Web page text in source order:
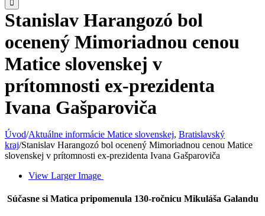
Stanislav Harangozó bol
ocenený Mimoriadnou cenou
Matice slovenskej v
prítomnosti ex-prezidenta
Ivana Gašparoviča
Úvod/Aktuálne informácie Matice slovenskej, Bratislavský
kraj/Stanislav Harangozó bol ocenený Mimoriadnou cenou Matice
slovenskej v prítomnosti ex-prezidenta Ivana Gašparoviča
View Larger Image
Súčasne si Matica pripomenula 130-ročnicu Mikuláša Galandu